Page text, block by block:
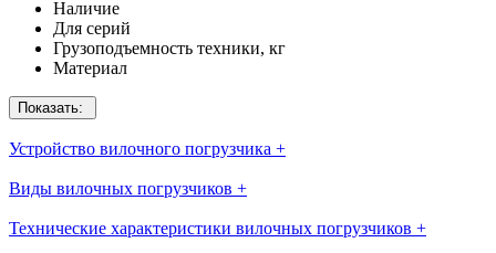
Наличие
Для серий
Грузоподъемность техники, кг
Материал
Показать:
Устройство вилочного погрузчика +
Виды вилочных погрузчиков +
Технические характеристики вилочных погрузчиков +